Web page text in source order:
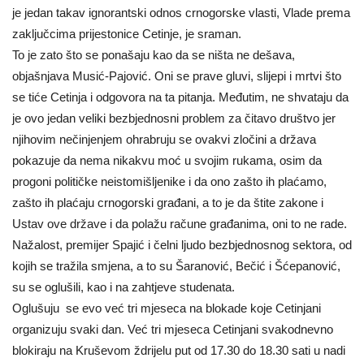
je jedan takav ignorantski odnos crnogorske vlasti, Vlade prema
zaključcima prijestonice Cetinje, je sraman.
To je zato što se ponašaju kao da se ništa ne dešava,
objašnjava Musić-Pajović. Oni se prave gluvi, slijepi i mrtvi što
se tiće Cetinja i odgovora na ta pitanja. Međutim, ne shvataju da
je ovo jedan veliki bezbjednosni problem za čitavo društvo jer
njihovim nečinjenjem ohrabruju se ovakvi zločini a država
pokazuje da nema nikakvu moć u svojim rukama, osim da
progoni političke neistomišljenike i da ono zašto ih plaćamo,
zašto ih plaćaju crnogorski građani, a to je da štite zakone i
Ustav ove države i da polažu račune građanima, oni to ne rade.
Nažalost, premijer Spajić i čelni ljudo bezbjednosnog sektora, od
kojih se tražila smjena, a to su Šaranović, Bečić i Šćepanović,
su se oglušili, kao i na zahtjeve studenata.
Oglušuju se evo već tri mjeseca na blokade koje Cetinjani
organizuju svaki dan. Već tri mjeseca Cetinjani svakodnevno
blokiraju na Kruševom ždrijelu put od 17.30 do 18.30 sati u nadi